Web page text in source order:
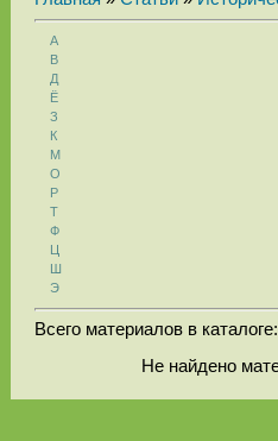
А
В
Д
Ё
З
К
М
О
Р
Т
Ф
Ц
Ш
Э
Всего материалов в
Не найдено